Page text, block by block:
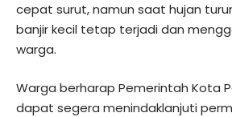
cepat surut, namun saat hujan
banjir kecil tetap terjadi dan
warga.
Warga berharap Pemerintah Kota
dapat segera menindaklanjuti